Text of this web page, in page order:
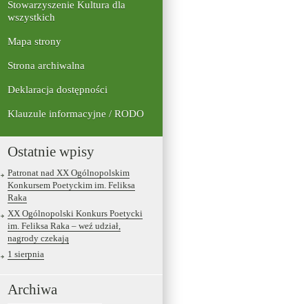
Stowarzyszenie Kultura dla
wszystkich
Mapa strony
Strona archiwalna
Deklaracja dostępności
Klauzule informacyjne / RODO
Ostatnie wpisy
Patronat nad XX Ogólnopolskim
Konkursem Poetyckim im. Feliksa
Raka
XX Ogólnopolski Konkurs Poetycki
im. Feliksa Raka – weź udział,
nagrody czekają
1 sierpnia
Archiwa